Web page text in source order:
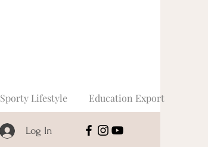
Log In
Sporty Lifestyle Education Export